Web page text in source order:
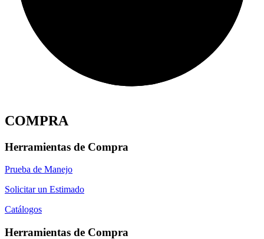
COMPRA
Herramientas de Compra
Prueba de Manejo
Solicitar un Estimado
Catálogos
Herramientas de Compra